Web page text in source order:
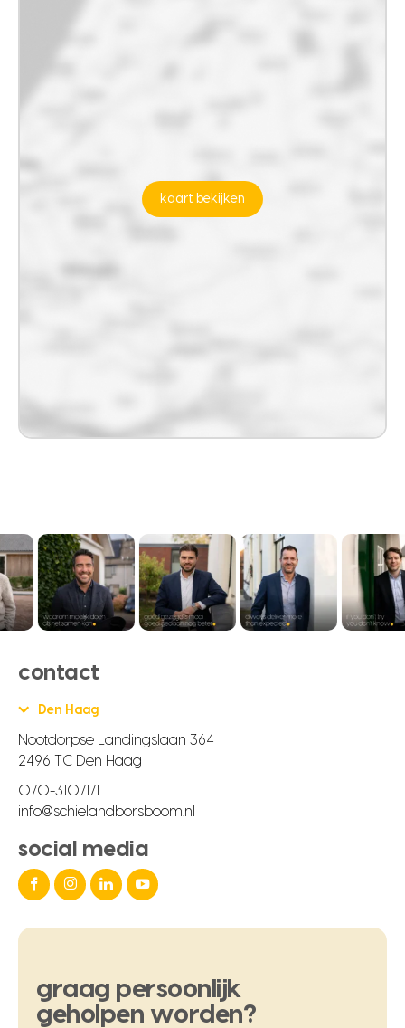
kaart bekijken
contact
Den Haag
Nootdorpse Landingslaan 364
2496 TC Den Haag
070-3107171
info@schielandborsboom.nl
social media
graag persoonlijk
geholpen worden?